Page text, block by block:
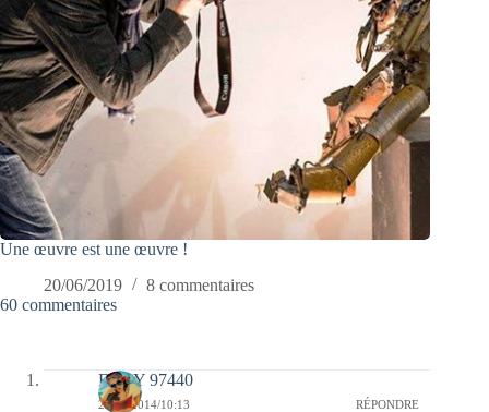
Une œuvre est une œuvre !
20/06/2019
8 commentaires
60 commentaires
FANY 97440
24/10/2014/10:13 RÉPONDRE